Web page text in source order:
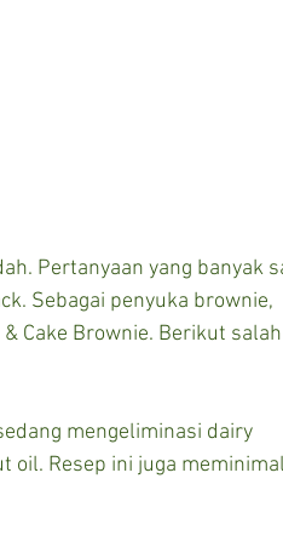
Pertanyaan yang banyak
Sebagai penyuka brownie,
Cake Brownie. Berikut salah
mengeliminasi dairy
oil. Resep ini juga